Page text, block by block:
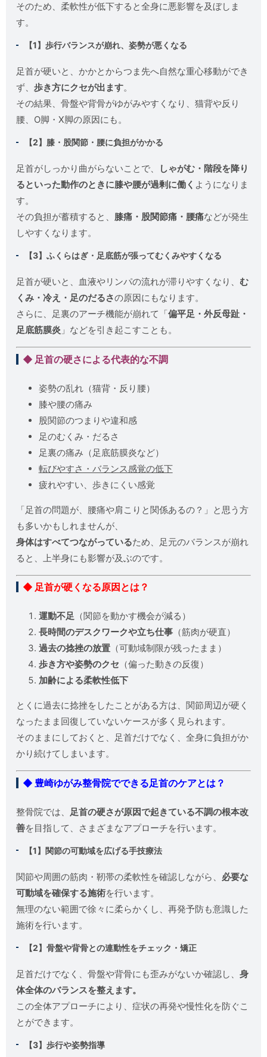
そのため、柔軟性が低下すると全身に悪影響を及ぼしま
す。
【1】歩行バランスが崩れ、姿勢が悪くなる
足首が硬いと、かかとからつま先へ自然な重心移動ができ
ず、歩き方にクセが出ます。
その結果、骨盤や背骨がゆがみやすくなり、猫背や反り
腰、O脚・X脚の原因にも。
【2】膝・股関節・腰に負担がかかる
足首がしっかり曲がらないことで、
しゃがむ・階段を降り
るといった動作のときに膝や腰が過剰に働く ようになりま
す。
その負担が蓄積すると、 膝痛・股関節痛・腰痛などが発生
しやすくなります。
【3】ふくらはぎ・足底筋が張ってむくみやすくなる
足首が硬いと、血液やリンパの流れが滞りやすくなり、む
くみ・冷え・足のだるさの原因にもなります。
さらに、足裏のアーチ機能が崩れて「偏平足・外反母趾・
足底筋膜炎 」などを引き起こすことも。
◆ 足首の硬さによる代表的な不調
姿勢の乱れ（猫背・反り腰）
膝や腰の痛み
股関節のつまりや違和感
足のむくみ・だるさ
足裏の痛み（足底筋膜炎など）
転びやすさ・バランス感覚の低下
疲れやすい、歩きにくい感覚
「足首の問題が、腰痛や肩こりと関係あるの？」と思う方
も多いかもしれませんが、
身体はすべてつながっているため、足元のバランスが崩れ
ると、上半身にも影響が及ぶのです。
◆ 足首が硬くなる原因とは？
運動不足（関節を動かす機会が減る）
長時間のデスクワークや立ち仕事（筋肉が硬直）
過去の捻挫の放置（可動域制限が残ったまま）
歩き方や姿勢のクセ （偏った動きの反復）
加齢による柔軟性低下
とくに過去に捻挫をしたことがある方は、関節周辺が硬く
なったまま回復していないケースが多く見られます。
そのままにしておくと、足首だけでなく、全身に負担がか
かり続けてしまいます。
◆ 豊崎ゆがみ整骨院でできる足首のケアとは？
整骨院では、 足首の硬さが原因で起きている不調の根本改
善を目指して、さまざまなアプローチを行います。
【1】関節の可動域を広げる手技療法
関節や周囲の筋肉・靭帯の柔軟性を確認しながら、 必要な
可動域を確保する施術を行います。
無理のない範囲で徐々に柔らかくし、再発予防も意識した
施術を行います。
【2】骨盤や背骨との連動性をチェック・矯正
足首だけでなく、骨盤や背骨にも歪みがないか確認し、身
体全体のバランスを整えます。
この全体アプローチにより、症状の再発や慢性化を防ぐこ
とができます。
【3】歩行や姿勢指導